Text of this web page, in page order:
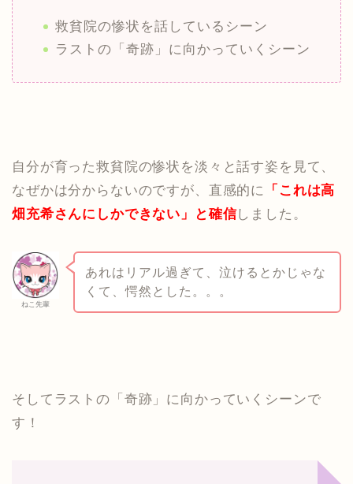
救貧院の惨状を話しているシーン
ラストの「奇跡」に向かっていくシーン
自分が育った救貧院の惨状を淡々と話す姿を見て、
なぜかは分からないのですが、直感的に
「これは高
畑充希さんにしかできない」と確信しました。
ねこ先輩
あれはリアル過ぎて、泣けるとかじゃな
くて、愕然とした。。。
そしてラストの「奇跡」に向かっていくシーンで
す！